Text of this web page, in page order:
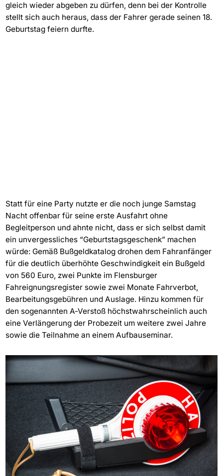
gleich wieder abgeben zu dürfen, denn bei der Kontrolle
stellt sich auch heraus, dass der Fahrer gerade seinen 18.
Geburtstag feiern durfte.
Statt für eine Party nutzte er die noch junge Samstag
Nacht offenbar für seine erste Ausfahrt ohne
Begleitperson und ahnte nicht, dass er sich selbst damit
ein unvergessliches “Geburtstagsgeschenk” machen
würde: Gemäß Bußgeldkatalog drohen dem Fahranfänger
für die deutlich überhöhte Geschwindigkeit ein Bußgeld
von 560 Euro, zwei Punkte im Flensburger
Fahreignungsregister sowie zwei Monate Fahrverbot,
Bearbeitungsgebühren und Auslage. Hinzu kommen für
den sogenannten A-Verstoß höchstwahrscheinlich auch
eine Verlängerung der Probezeit um weitere zwei Jahre
sowie die Teilnahme an einem Aufbauseminar.